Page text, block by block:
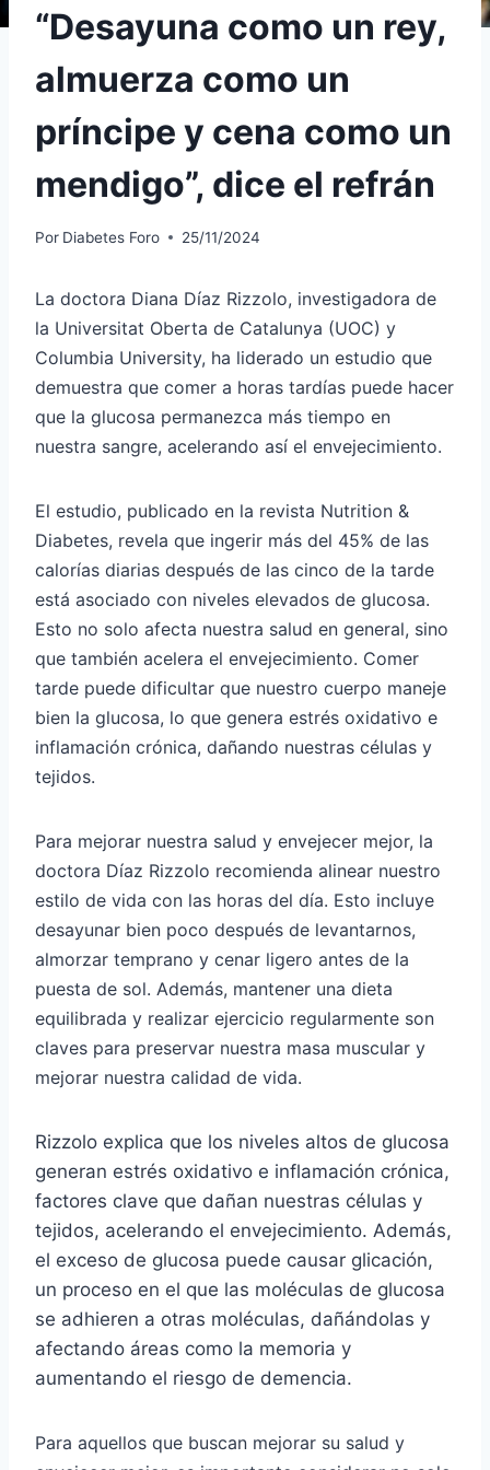
“Desayuna como un rey,
almuerza como un
príncipe y cena como un
mendigo”, dice el refrán
Por Diabetes Foro 25/11/2024
La doctora Diana Díaz Rizzolo, investigadora de
la Universitat Oberta de Catalunya (UOC) y
Columbia University, ha liderado un estudio que
demuestra que comer a horas tardías puede hacer
que la glucosa permanezca más tiempo en
nuestra sangre, acelerando así el envejecimiento.
El estudio, publicado en la revista Nutrition &
Diabetes, revela que ingerir más del 45% de las
calorías diarias después de las cinco de la tarde
está asociado con niveles elevados de glucosa.
Esto no solo afecta nuestra salud en general, sino
que también acelera el envejecimiento. Comer
tarde puede dificultar que nuestro cuerpo maneje
bien la glucosa, lo que genera estrés oxidativo e
inflamación crónica, dañando nuestras células y
tejidos.
Para mejorar nuestra salud y envejecer mejor, la
doctora Díaz Rizzolo recomienda alinear nuestro
estilo de vida con las horas del día. Esto incluye
desayunar bien poco después de levantarnos,
almorzar temprano y cenar ligero antes de la
puesta de sol. Además, mantener una dieta
equilibrada y realizar ejercicio regularmente son
claves para preservar nuestra masa muscular y
mejorar nuestra calidad de vida.
Rizzolo explica que los niveles altos de glucosa
generan estrés oxidativo e inflamación crónica,
factores clave que dañan nuestras células y
tejidos, acelerando el envejecimiento. Además,
el exceso de glucosa puede causar glicación,
un proceso en el que las moléculas de glucosa
se adhieren a otras moléculas, dañándolas y
afectando áreas como la memoria y
aumentando el riesgo de demencia.
Para aquellos que buscan mejorar su salud y